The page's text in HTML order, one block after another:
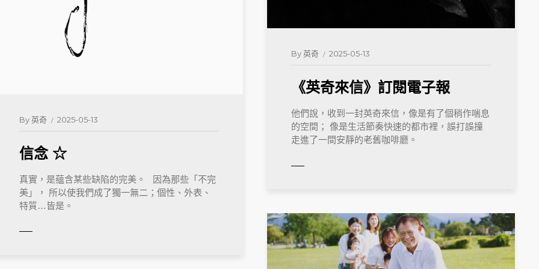
By英奇 2025-05-13
信念 ☆
真實，是蘊含某些缺陷的完美。 因為那些「不完
美」， 所以使我們成了獨一無二；個性、外表、
特質…皆是。
By英奇 2025-05-13
《英奇來信》訂閱電子報
他們說，收到一封英奇來信，像是有了個稍作喘息
的空間； 像是生活節奏快速的都市裡，誤打誤撞
走進了一間安靜的老舊咖啡廳。